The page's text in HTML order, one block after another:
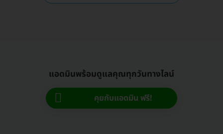
แอดมินพร้อมดูแลคุณทุกวันทางไลน์
คุยกับแอดมิน ฟรี!